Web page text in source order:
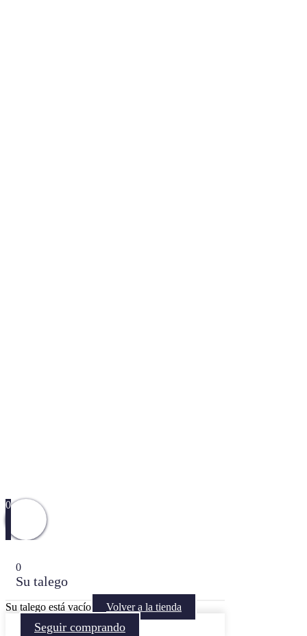
0
0
Su talego
Su talego está vacío Volver a la tienda
Seguir comprando